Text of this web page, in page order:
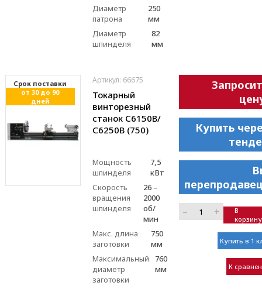
Диаметр
патрона
250
мм
Диаметр
шпинделя
82
мм
Cрок поставки
от 30 до 90
дней
Артикул: 66675
Токарный
винторезный
станок С6150В/
С6250В (750)
Мощность
шпинделя
7,5
кВт
Скорость
вращения
шпинделя
26 –
2000
об/
мин
Макс. длина
заготовки
750
мм
Максимальный
диаметр
заготовки
760
мм
Купить
– +
В
корзину
Купить в 1
К